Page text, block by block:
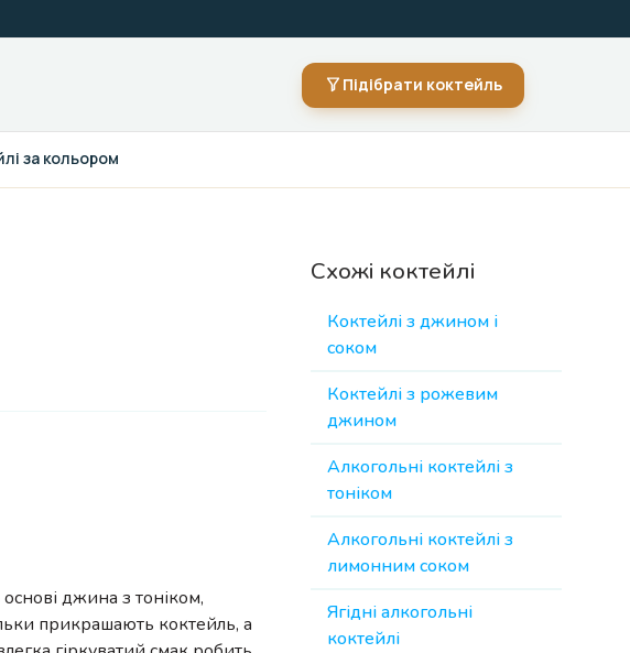
Підібрати коктейль
за кольором
джина з тоніком,
прикрашають коктейль, а
Схожі коктейлі
Коктейлі з джином і
соком
Коктейлі з рожевим
джином
Алкогольні коктейлі з
тоніком
Алкогольні коктейлі з
лимонним соком
Ягідні алкогольні
коктейлі